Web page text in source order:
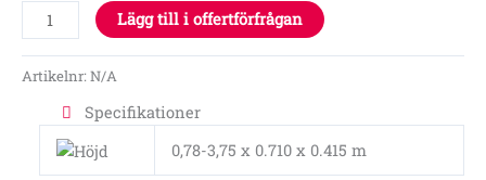
Lägg till i offertförfrågan
Artikelnr:N/A
Specifikationer
0,78-3,75 x 0.710 x 0.415 m